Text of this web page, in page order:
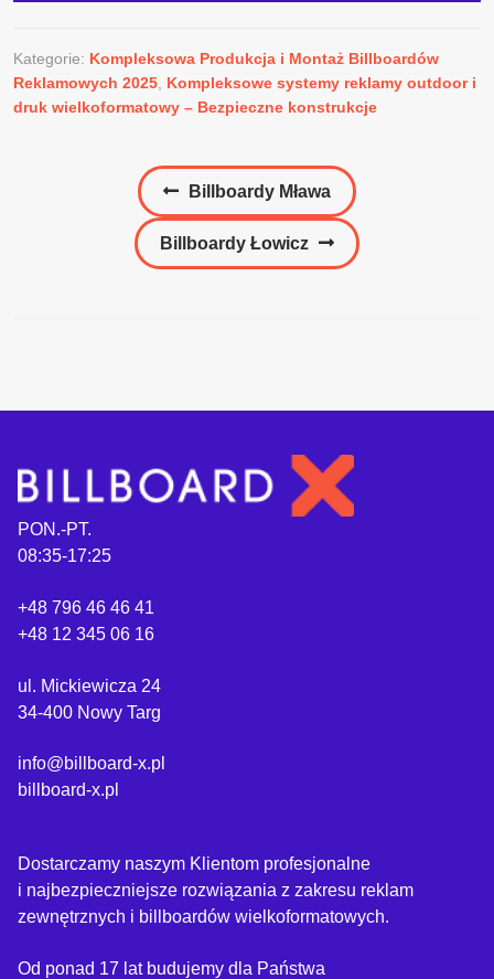
Kategorie: Kompleksowa Produkcja i Montaż Billboardów
Reklamowych 2025 Kompleksowe systemy reklamy outdoor i
druk wielkoformatowy – Bezpieczne konstrukcje
Nawigacja
Poprzedni
wpis:
Billboardy Mława
Następny
wpis:
Billboardy Łowicz
PON.-PT.
08:35-17:25
+48 796 46 46 41
+48 12 345 06 16
ul. Mickiewicza 24
34-400 Nowy Targ
info@billboard-x.pl
billboard-x.pl
Dostarczamy naszym Klientom profesjonalne
i najbezpieczniejsze rozwiązania z zakresu reklam
zewnętrznych i billboardów wielkoformatowych.
Od ponad 17 lat budujemy dla Państwa